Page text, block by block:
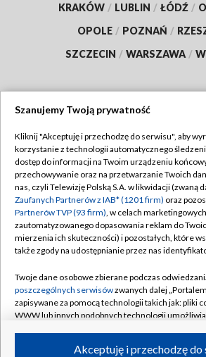
KRAKÓW / LUBLIN / ŁÓDŹ /
OPOLE / POZNAŃ /
SZCZECIN / WARSZAWA /
TVP
Abonament TVP
Emisja w TVP
Centrum informacji TVP
Naziemna Telewizja Cyfrowa
Rada Programowa
System NOS
Informacje o nadawcy
Regulamin TVP
Polityka
Moje zgody
Pomoc
Kontakt
Kanały
Szanujemy Twoją prywatność
Kliknij "Akceptuję i przechodzę do serwisu", aby
korzystanie z technologii automatycznego
dostęp do informacji na Twoim urządzeniu
przechowywanie oraz na przetwarzanie Twoich
nas, czyli Telewizję Polską S.A. w likwidacji (zwaną
Zaufanych Partnerów z IAB* (1201 firm) oraz
Partnerów TVP (93 firm), w celach
zautomatyzowanego dopasowania reklam do
mierzenia ich skuteczności) i pozostałych, które
także zgody na udostępnianie przez nas
Twoje dane osobowe zbierane podczas
poszczególnych serwisówzwanych dalej
zapisywane za pomocą technologii takich jak: pliki
WWW lub innych podobnych technologii
ruchu w Internecie.Akceptuję i przechodzę do